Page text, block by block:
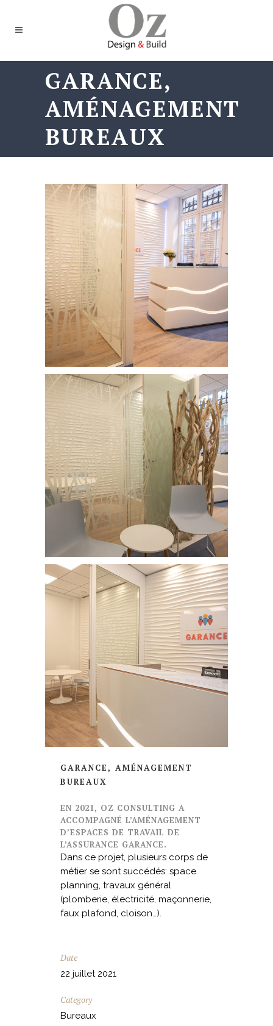
GARANCE,
AMÉNAGEMENT
BUREAUX
GARANCE, AMÉNAGEMENT
BUREAUX
EN 2021, OZ CONSULTING A
ACCOMPAGNÉ L’AMÉNAGEMENT
D’ESPACES DE TRAVAIL DE
L’ASSURANCE GARANCE.
Dans ce projet, plusieurs corps de
métier se sont succédés: space
planning, travaux général
(plomberie, électricité, maçonnerie,
faux plafond, cloison…).
Date
22 juillet 2021
Category
Bureaux